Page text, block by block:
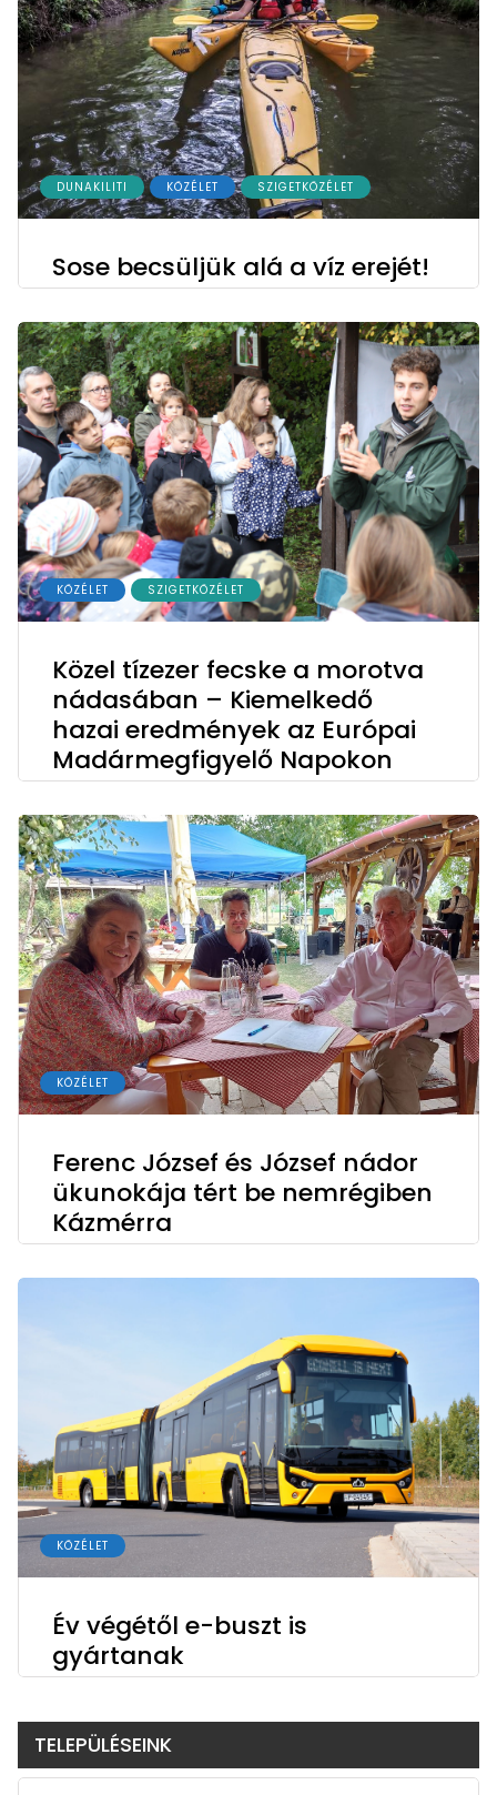
DUNAKILITI KÖZÉLET SZIGETKÖZÉLET
Sose becsüljük alá a víz erejét!
KÖZÉLET SZIGETKÖZÉLET
Közel tízezer fecske a morotva
nádasában – Kiemelkedő
hazai eredmények az Európai
Madármegfigyelő Napokon
KÖZÉLET
Ferenc József és József nádor
ükunokája tért be nemrégiben
Kázmérra
KÖZÉLET
Év végétől e-buszt is
gyártanak
TELEPÜLÉSEINK